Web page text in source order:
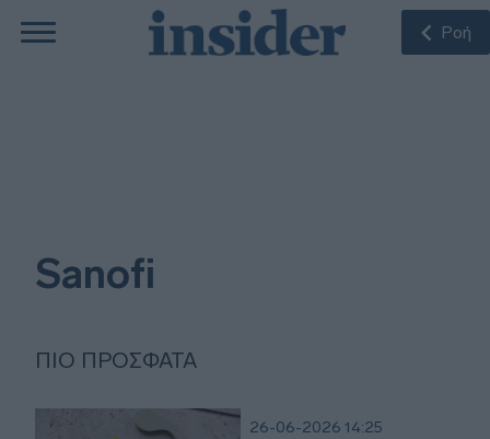
Ροή
Sanofi
ΠΙΟ ΠΡΌΣΦΑΤΑ
26-06-2026 14:25